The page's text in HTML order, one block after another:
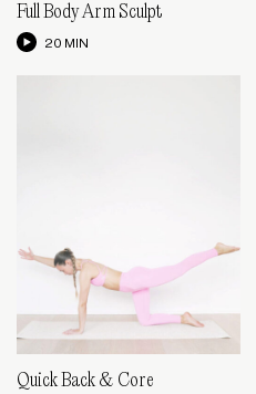
Full Body Arm Sculpt
20 MIN
Quick Back & Core